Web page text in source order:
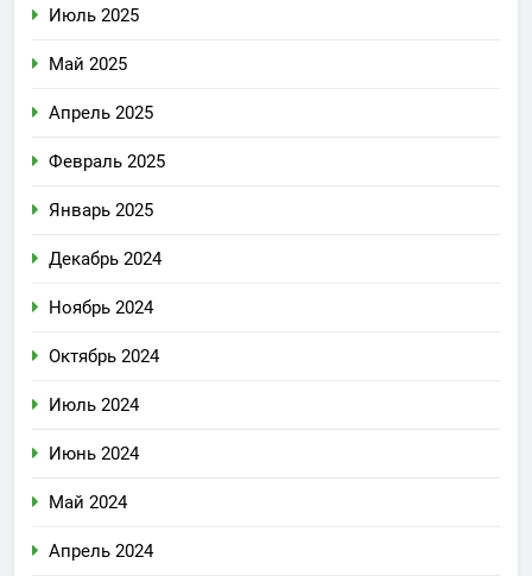
Июль 2025
Май 2025
Апрель 2025
Февраль 2025
Январь 2025
Декабрь 2024
Ноябрь 2024
Октябрь 2024
Июль 2024
Июнь 2024
Май 2024
Апрель 2024